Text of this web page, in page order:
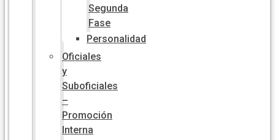
Segunda
Fase
Personalidad
Oficiales
y
Suboficiales
–
Promoción
Interna